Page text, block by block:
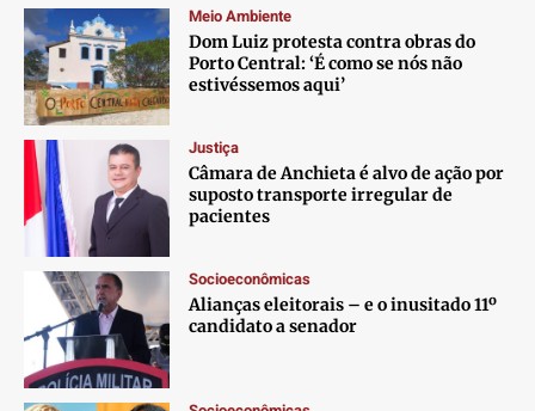
Meio Ambiente
Dom Luiz protesta contra obras do
Porto Central: ‘É como se nós não
estivéssemos aqui’
Justiça
Câmara de Anchieta é alvo de ação por
suposto transporte irregular de
pacientes
Socioeconômicas
Alianças eleitorais – e o inusitado 11º
candidato a senador